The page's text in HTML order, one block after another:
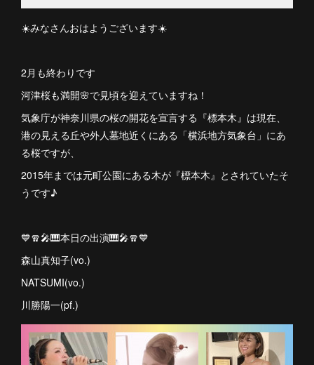
☀️みなさんおはようございます☀️
2月も終わりです
河津桜も満開🌸で見頃を迎えていますね！
気象庁が神奈川県の桜の開花を宣言する『標本木』は現在、
港の見える丘や外人墓地近くにある「横浜地方気象台」にあ
る桜ですが、
2015年までは元町公園にある木が『標本木』とされていたそ
うです♪
💙🧣🎤🎹本日の出演🎹🎤🧣💙
森山真知子(vo.)
NATSUMI(vo.)
川勝陽一(pf.)